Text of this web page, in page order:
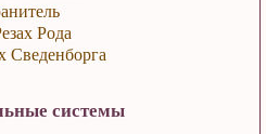
Рода
Сведенборга
системы